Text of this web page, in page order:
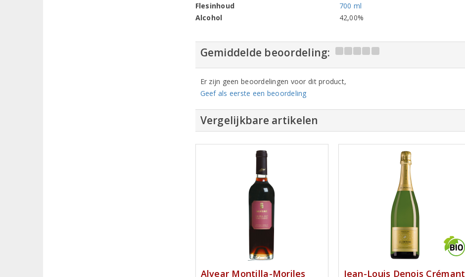
Flesinhoud
700 ml
Alcohol
42,00%
Gemiddelde beoordeling:
Er zijn geen beoordelingen voor dit product,
Geef als eerste een beoordeling
Vergelijkbare artikelen
Alvear Montilla-Moriles
Jean-Louis Denois Crémant